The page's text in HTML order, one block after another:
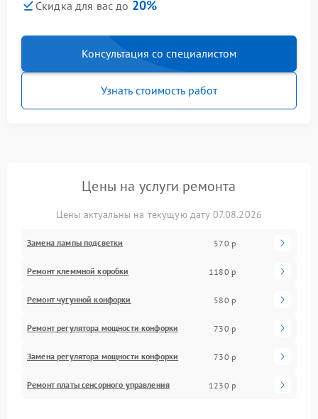
Скидка для вас до 20%
Консультация со специалистом
Узнать стоимость работ
Цены на услуги ремонта
Цены актуальны на текущую дату 07.08.2026
Замена лампы подсветки 570 р
Ремонт клеммной коробки 1180 р
Ремонт чугунной конфорки 580 р
Ремонт регулятора мощности конфорки 730 р
Замена регулятора мощности конфорки 730 р
Ремонт платы сенсорного управления 1230 р